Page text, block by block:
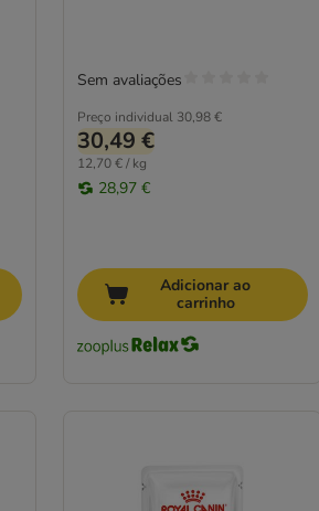
Preço individual 30,98 €
30,49 €
12,70 € / kg
28,97 €
Sem avaliações
Adicionar ao
carrinho